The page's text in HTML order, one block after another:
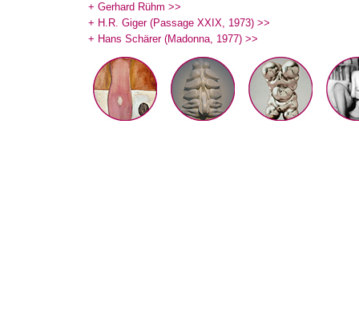
+ Gerhard Rühm >>
+ H.R. Giger (Passage XXIX, 1973) >>
+ Hans Schärer (Madonna, 1977) >>